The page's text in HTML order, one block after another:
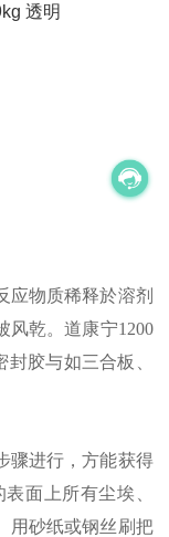
透明
应物质稀释於溶剂
风乾。道康宁1200
胶与如三合板、
骤进行，方能获得
面上所有尘埃、
用砂纸或钢丝刷把